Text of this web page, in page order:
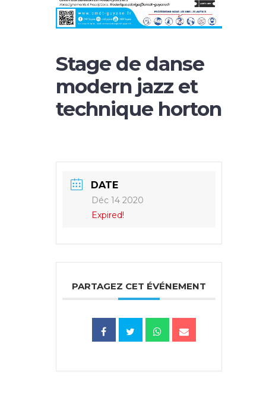
Stage de danse
modern jazz et
technique horton
DATE
Déc 14 2020
Expired!
PARTAGEZ CET ÉVÉNEMENT